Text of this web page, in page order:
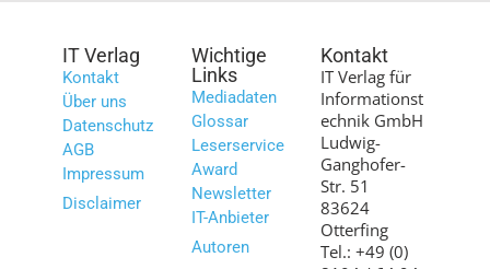
IT Verlag
Kontakt
Über uns
Datenschutz
AGB
Impressum
Disclaimer
Wichtige
Links
Mediadaten
Glossar
Leserservice
Award
Newsletter
IT-Anbieter
Autoren
Kontakt
IT Verlag für
Informationst
echnik GmbH
Ludwig-
Ganghofer-
Str. 51
83624
Otterfing
Tel.: +49 (0)